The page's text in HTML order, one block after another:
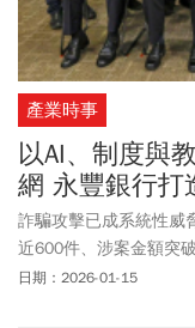
產業時事
以AI、制度與
網 永豐銀行打
詐騙攻擊已成系統性威
近600件、涉案金額突
App不斷滲透日常，使
日期：2026-01-15